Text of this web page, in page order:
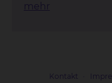
mehr
Kontakt